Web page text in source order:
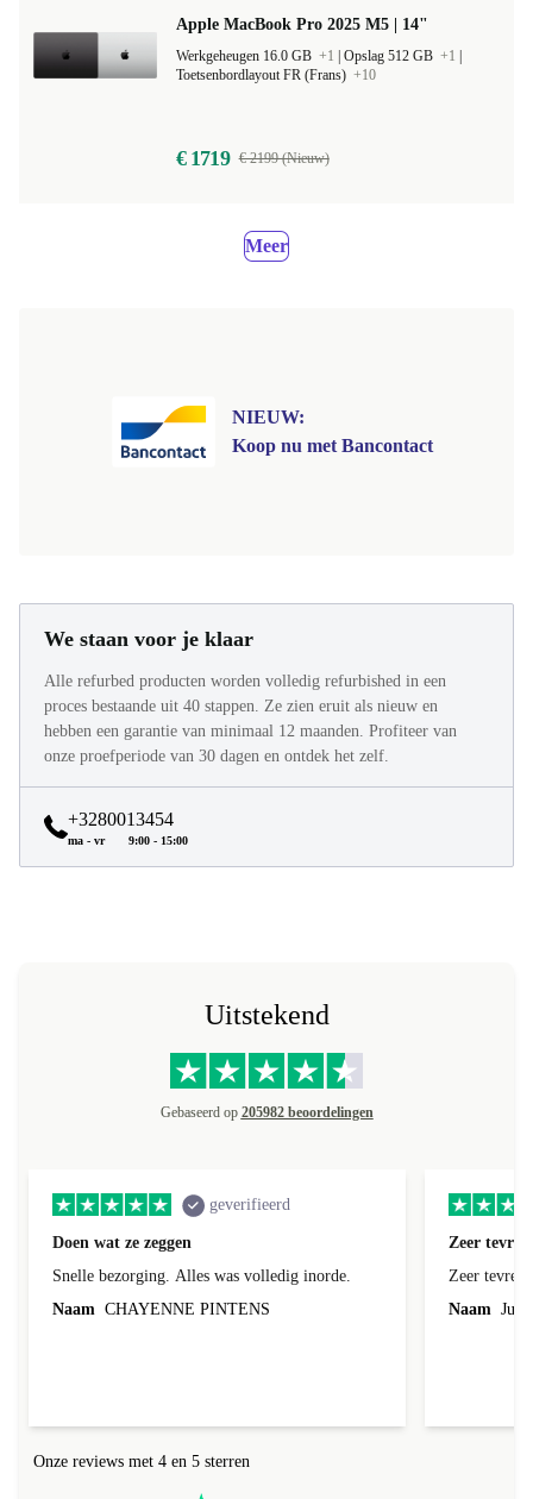
Apple MacBook Pro 2025 M5 | 14"
Werkgeheugen 16.0 GB +1 Opslag 512 GB +1
Toetsenbordlayout FR (Frans) +10
€ 1719 € 2199 (Nieuw)
Meer
NIEUW:
Koop nu met Bancontact
We staan voor je klaar
Alle refurbed producten worden volledig refurbished in een
proces bestaande uit 40 stappen. Ze zien eruit als nieuw en
hebben een garantie van minimaal 12 maanden. Profiteer van
onze proefperiode van 30 dagen en ontdek het zelf.
+3280013454
ma - vr 9:00 - 15:00
Uitstekend
Gebaseerd op 205982 beoordelingen
geverifieerd
Doen wat ze zeggen
Snelle bezorging. Alles was volledig inorde.
Naam CHAYENNE PINTENS
Zeer
Zeer
Naam
Onze reviews met 4 en 5 sterren